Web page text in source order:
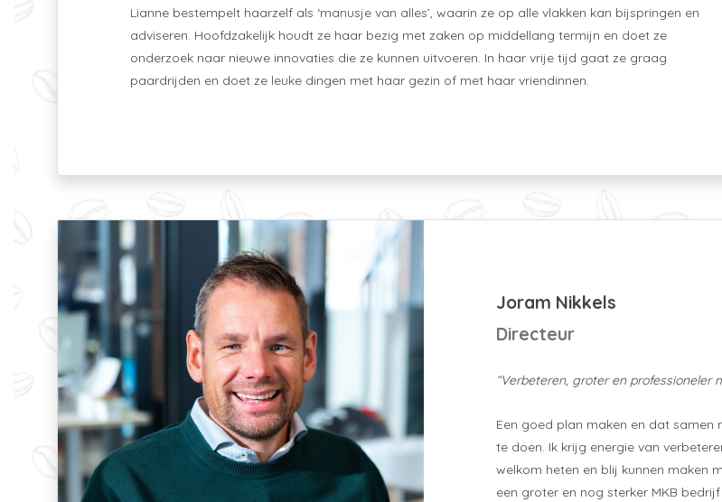
Lianne bestempelt haarzelf als ‘manusje van alles’, waarin ze op alle vlakken kan bijspringen en
adviseren. Hoofdzakelijk houdt ze haar bezig met zaken op middellang termijn en doet ze
onderzoek naar nieuwe innovaties die ze kunnen uitvoeren. In haar vrije tijd gaat ze graag
paardrijden en doet ze leuke dingen met haar gezin of met haar vriendinnen.
Joram Nikkels
Directeur
“Verbeteren, groter en professioneler
Een goed plan maken en dat
te doen. Ik krijg energie van
welkom heten en blij kunnen maken
een groter en nog sterker MKB